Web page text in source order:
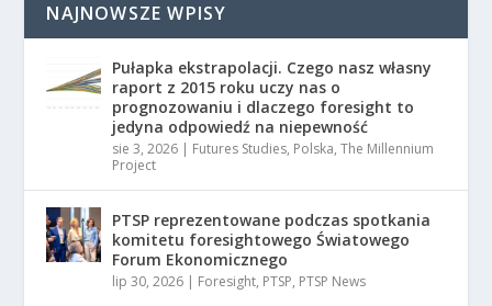
NAJNOWSZE WPISY
Pułapka ekstrapolacji. Czego nasz własny
raport z 2015 roku uczy nas o
prognozowaniu i dlaczego foresight to
jedyna odpowiedź na niepewność
sie 3, 2026 | Futures Studies, Polska,The Millennium
Project
PTSP reprezentowane podczas spotkania
komitetu foresightowego Światowego
Forum Ekonomicznego
lip 30, 2026 | Foresight, PTSP, PTSP News